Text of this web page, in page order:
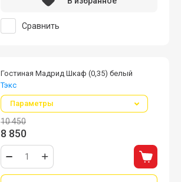
Сравнить
Гостиная Мадрид Шкаф (0,35) белый
Тэкс
Параметры
10 450
8 850